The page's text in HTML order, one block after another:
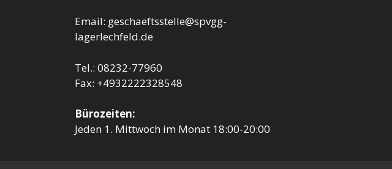
Email: geschaeftsstelle@spvgg-
lagerlechfeld.de
Tel.: 08232-77960
Fax: +4932222328548
Bürozeiten:
Jeden 1. Mittwoch im Monat 18:00-20:00